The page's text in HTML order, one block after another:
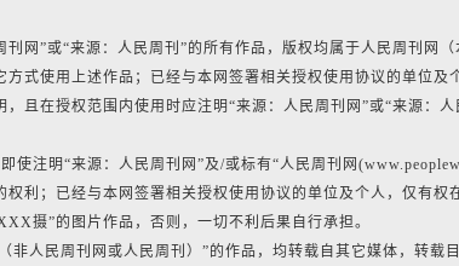
刊网”或“来源：人民周刊”的所有作品，版权均属于人民周刊网
方式使用上述作品；已经与本网签署相关授权使用协议的单位及
，且在授权范围内使用时应注明“来源：人民周刊网”或“来源：
使注明“来源：人民周刊网”及/或标有“人民周刊网
权利；已经与本网签署相关授权使用协议的单位及个人，仅有
摄”的图片作品，否则，一切不利后果自行承担。
非人民周刊网或人民周刊）”的作品，均转载自其它媒体，转载